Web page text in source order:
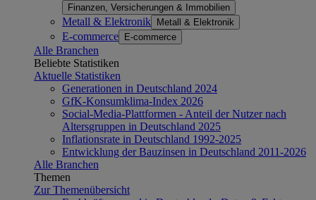
Finanzen, Versicherungen & Immobilien
Metall & Elektronik Metall & Elektronik
E-commerce E-commerce
Alle Branchen
Beliebte Statistiken
Aktuelle Statistiken
Generationen in Deutschland 2024
GfK-Konsumklima-Index 2026
Social-Media-Plattformen - Anteil der Nutzer nach
Altersgruppen in Deutschland 2025
Inflationsrate in Deutschland 1992-2025
Entwicklung der Bauzinsen in Deutschland 2011-2026
Alle Branchen
Themen
Zur Themenübersicht